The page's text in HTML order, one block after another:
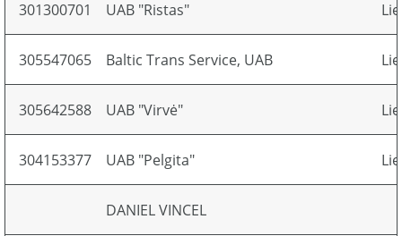
301300701 UAB "Ristas"
305547065 Baltic Trans Service, UAB
305642588 UAB "Virvė"
304153377 UAB "Pelgita"
DANIEL VINCEL